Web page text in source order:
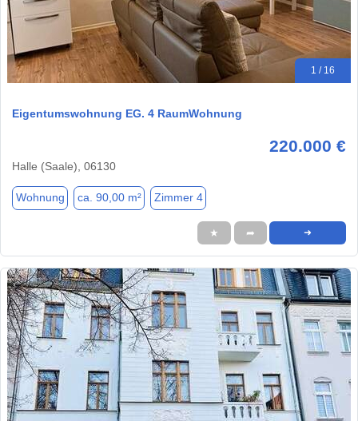
1 / 16
Eigentumswohnung EG. 4 RaumWohnung
220.000 €
Halle (Saale), 06130
Wohnung ca. 90,00 m² Zimmer 4
★ ➦ ➜